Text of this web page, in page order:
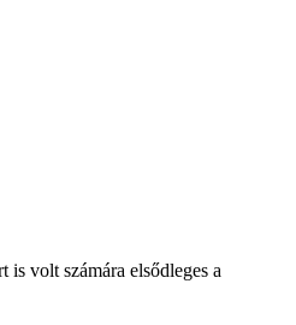
is volt számára elsődleges a